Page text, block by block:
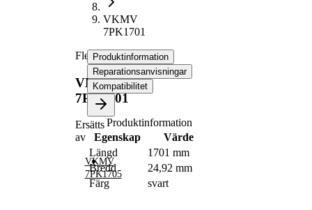
VKMV
7PK1701
Flerspårsrem
VKMV
7PK1701
Ersätts
av
VKMV
7PK1705
Produktinformation
Reparationsanvisningar
Kompatibilitet
Produktinformation
Egenskap
Värde
Längd
1701 mm
Bredd
24,92 mm
Färg
svart